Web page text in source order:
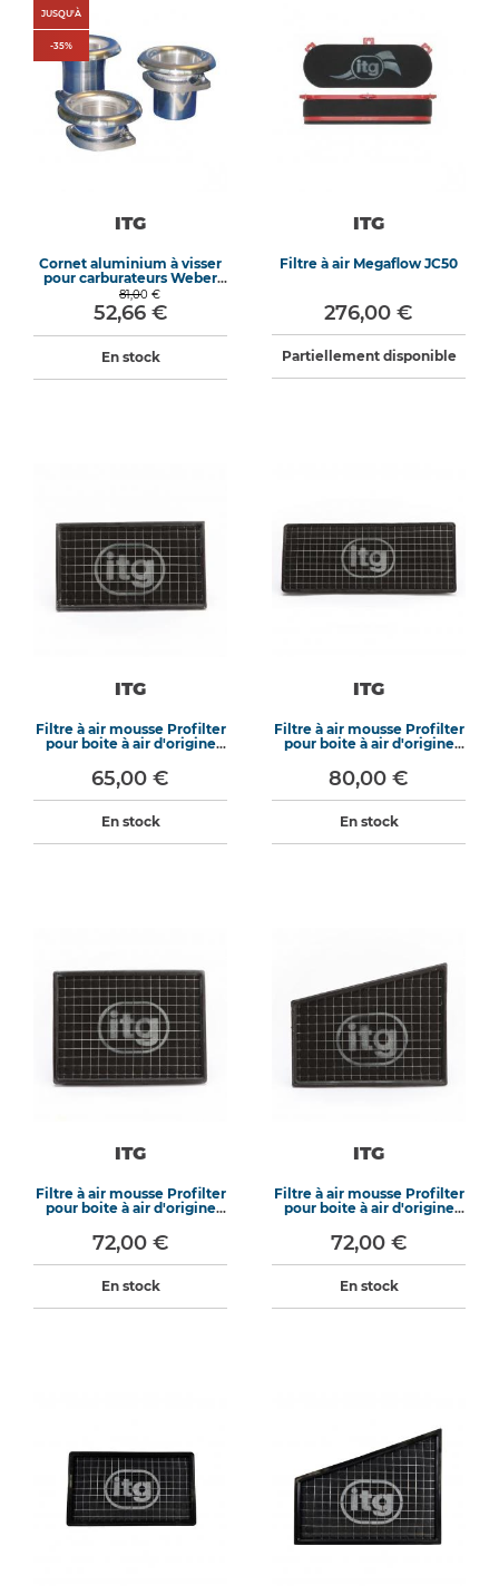
JUSQU'À
-35%
ITG
Cornet aluminium à visser
pour carburateurs Weber
DCOE 45
81,00 €
52,66 €
En stock
ITG
Filtre à air Megaflow JC50
276,00 €
Partiellement disponible
ITG
Filtre à air mousse Profilter
pour boite à air d'origine
65,00 €
En stock
ITG
Filtre à air mousse Profilter
pour boite à air d'origine
80,00 €
En stock
ITG
Filtre à air mousse Profilter
pour boite à air d'origine
72,00 €
En stock
ITG
Filtre à air mousse Profilter
pour boite à air d'origine
72,00 €
En stock